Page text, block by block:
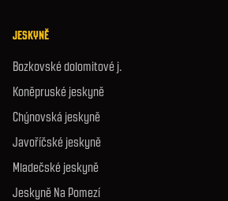
JESKYNĚ
Bozkovské dolomitové j.
Koněpruské jeskyně
Chýnovská jeskyně
Javoříčské jeskyně
Mladečské jeskyně
Jeskyně Na Pomezí